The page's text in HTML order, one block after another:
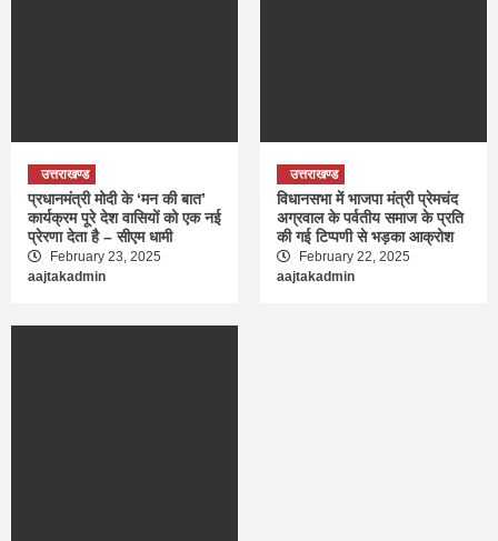
उत्तराखण्ड
प्रधानमंत्री मोदी के ‘मन की बात’
कार्यक्रम पूरे देश वासियों को एक नई
प्रेरणा देता है – सीएम धामी
February 23, 2025
aajtakadmin
उत्तराखण्ड
विधानसभा में भाजपा मंत्री प्रेमचंद
अग्रवाल के पर्वतीय समाज के प्रति
की गई टिप्पणी से भड़का आक्रोश
February 22, 2025
aajtakadmin